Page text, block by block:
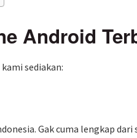
Android
sediakan:
Gak cuma lengkap